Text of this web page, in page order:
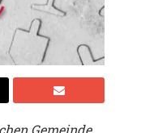
Gemeinde